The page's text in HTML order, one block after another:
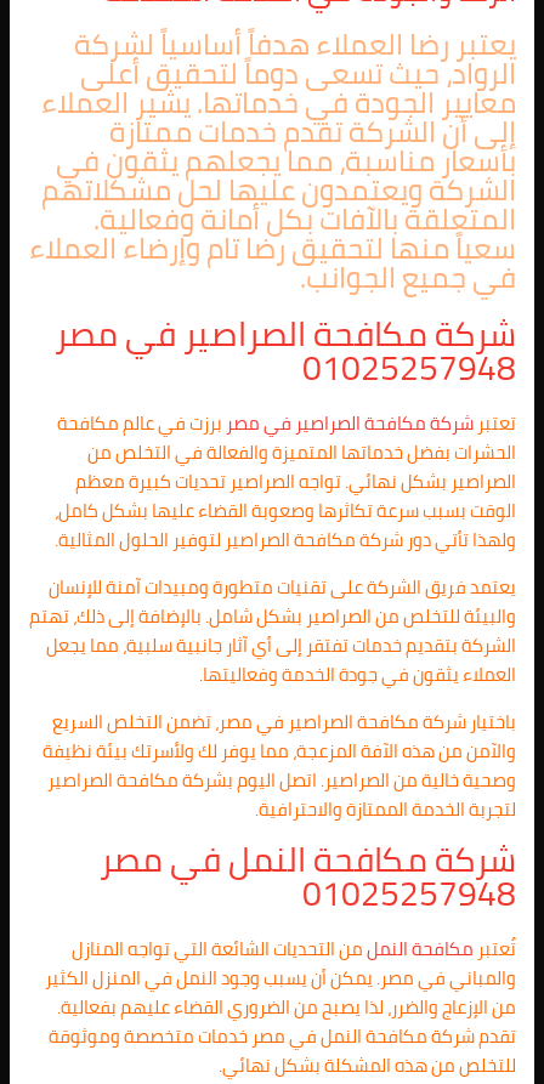
يعتبر رضا العملاء هدفاً أساسياً لشركة
الرواد، حيث تسعى دوماً لتحقيق أعلى
معايير الجودة في خدماتها. يشير العملاء
إلى أن الشركة تقدم خدمات ممتازة
بأسعار مناسبة، مما يجعلهم يثقون في
الشركة ويعتمدون عليها لحل مشكلاتهم
المتعلقة بالآفات بكل أمانة وفعالية.
سعياً منها لتحقيق رضا تام وإرضاء العملاء
في جميع الجوانب.
شركة مكافحة الصراصير في مصر
01025257948
تعتبرشركة مكافحة الصراصير في مصر برزت في عالم مكافحة
الحشرات بفضل خدماتها المتميزة والفعالة في التخلص من
الصراصير بشكل نهائي. تواجه الصراصير تحديات كبيرة معظم
الوقت بسبب سرعة تكاثرها وصعوبة القضاء عليها بشكل كامل،
ولهذا تأتي دور شركة مكافحة الصراصير لتوفير الحلول المثالية.
يعتمد فريق الشركة على تقنيات متطورة ومبيدات آمنة للإنسان
والبيئة للتخلص من الصراصير بشكل شامل. بالإضافة إلى ذلك، تهتم
الشركة بتقديم خدمات تفتقر إلى أي آثار جانبية سلبية، مما يجعل
العملاء يثقون في جودة الخدمة وفعاليتها.
باختيار شركة مكافحة الصراصير في مصر، تضمن التخلص السريع
والآمن من هذه الآفة المزعجة، مما يوفر لك ولأسرتك بيئة نظيفة
وصحية خالية من الصراصير. اتصل اليوم بشركة مكافحة الصراصير
لتجربة الخدمة الممتازة والاحترافية.
شركة مكافحة النمل في مصر
01025257948
تُعتبر مكافحة النملمن التحديات الشائعة التي تواجه المنازل
والمباني في مصر. يمكن أن يسبب وجود النمل في المنزل الكثير
من الإزعاج والضرر، لذا يصبح من الضروري القضاء عليهم بفعالية.
تقدم شركة مكافحة النمل في مصر خدمات متخصصة وموثوقة
للتخلص من هذه المشكلة بشكل نهائي.